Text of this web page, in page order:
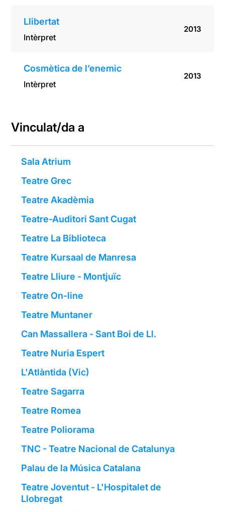
Llibertat
Intèrpret
2013
Cosmètica de l’enemic
Intèrpret
2013
Vinculat/da a
Sala Atrium
Teatre Grec
Teatre Akadèmia
Teatre-Auditori Sant Cugat
Teatre La Biblioteca
Teatre Kursaal de Manresa
Teatre Lliure - Montjuïc
Teatre On-line
Teatre Muntaner
Can Massallera - Sant Boi de Ll.
Teatre Nuria Espert
L'Atlàntida (Vic)
Teatre Sagarra
Teatre Romea
Teatre Poliorama
TNC - Teatre Nacional de Catalunya
Palau de la Música Catalana
Teatre Joventut - L'Hospitalet de
Llobregat